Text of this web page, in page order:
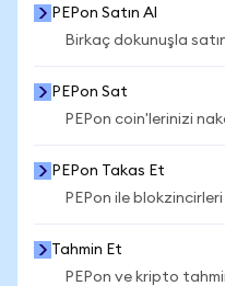
PEPon Satın Al
Birkaç dokunuşla
PEPon Sat
PEPon coin'lerinizi
PEPon Takas Et
PEPon ile
Tahmin Et
PEPon ve kripto